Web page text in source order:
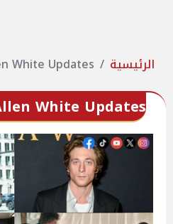
الرئيسية White Updates
White Updates